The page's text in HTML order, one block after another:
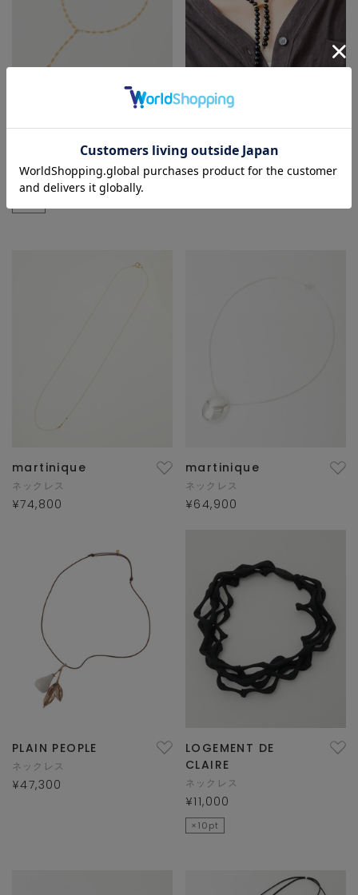
Liesse
¥20,900 40% OFF
¥12,540
Liesse
ネックレス
¥20,900
martinique
ネックレス
¥74,800
martinique
ネックレス
¥64,900
PLAIN PEOPLE
ネックレス
¥47,300
LOGEMENT DE
CLAIRE
ネックレス
¥11,000
×10pt